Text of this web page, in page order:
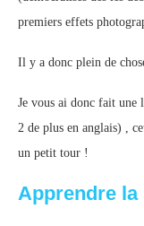
premiers effets
Il y a donc plein de
Je vous ai donc fait une
2 de plus en anglais) ,
un petit tour !
Apprendre la